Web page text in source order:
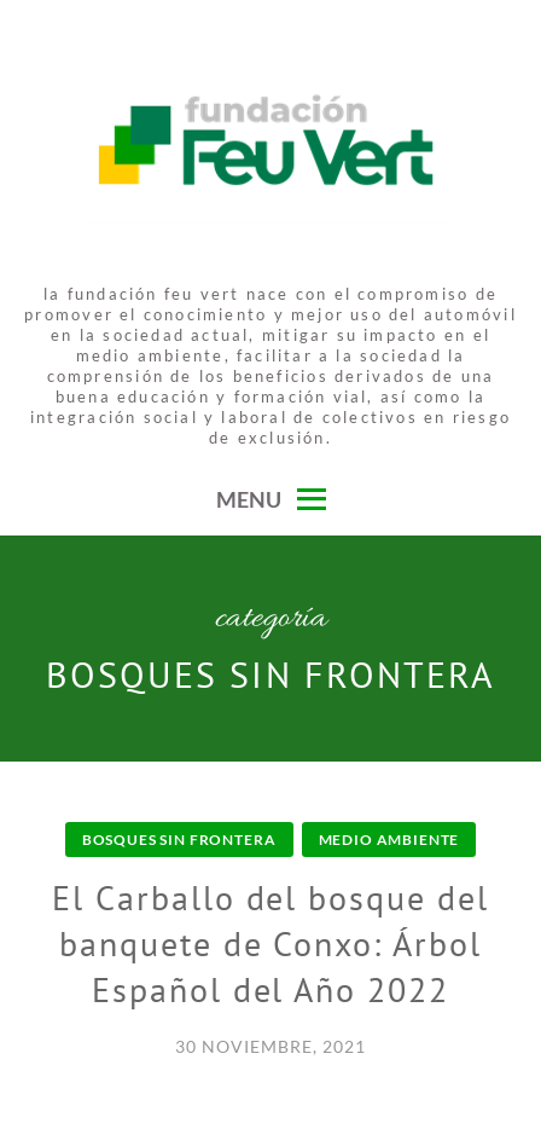
la fundación feu vert nace con el compromiso de
promover el conocimiento y mejor uso del automóvil
en la sociedad actual, mitigar su impacto en el
medio ambiente, facilitar a la sociedad la
comprensión de los beneficios derivados de una
buena educación y formación vial, así como la
integración social y laboral de colectivos en riesgo
de exclusión.
MENU
categoría
BOSQUES SIN FRONTERA
BOSQUES SIN FRONTERA MEDIO AMBIENTE
El Carballo del bosque del
banquete de Conxo: Árbol
Español del Año 2022
30 NOVIEMBRE, 2021